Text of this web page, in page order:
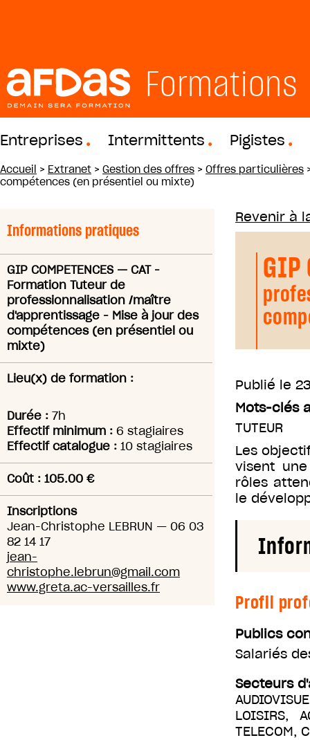
Formations
Entreprises Intermittents Pigistes
Accueil > Extranet > Gestion des offres > Offres particulières
compétences (en présentiel ou mixte)
Informations pratiques
GIP COMPETENCES — CAT -
Formation Tuteur de
professionnalisation /maître
d'apprentissage - Mise à jour des
compétences (en présentiel ou
mixte)
Lieu(x) de formation :
Durée : 7h
Effectif minimum : 6 stagiaires
Effectif catalogue : 10 stagiaires
Coût : 105.00 €
Inscriptions
Jean-Christophe LEBRUN — 06 03
82 14 17
jean-
christophe.lebrun@gmail.com
www.greta.ac-versailles.fr
Revenir à
GIP
Publié le
Mots-clés
TUTEUR
Les
visent
rôles
le
Profil
Publics
Salariés
Secteurs
LOISIRS,
TELECOM,